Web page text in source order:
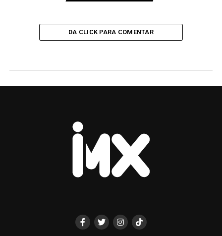
DA CLICK PARA COMENTAR